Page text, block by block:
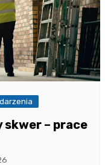
skwer – prace